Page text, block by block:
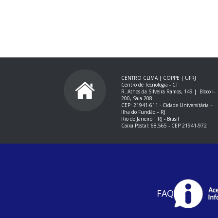
CENTRO CLIMA | COPPE | UFRJ
Centro de Tecnologia - CT
R. Athos da Silveira Ramos, 149 |
Bloco I-
200, Sala 208
CEP: 21941-611 - Cidade Universitária –
Ilha do Fundão – RJ
Rio de Janeiro | RJ - Brasil
Caixa Postal: 68.565 - CEP 21941-972
FAQ